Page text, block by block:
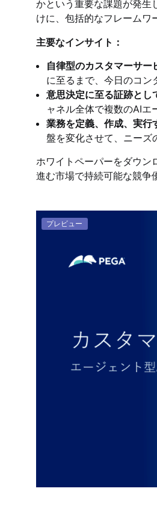
プレビュー
かという重要な課題が発生
けに、包括的なフレームワ
主要なインサイト：
自律型のカスタマーサー
に至るまで、今日のコ
意思決定に至る証跡とし
ャネル全体で複数のAIエ
業務を定義、作成、実行
盤を変化させて、ニーズ
ホワイトペーパーをダウン
進む市場で持続可能な競争